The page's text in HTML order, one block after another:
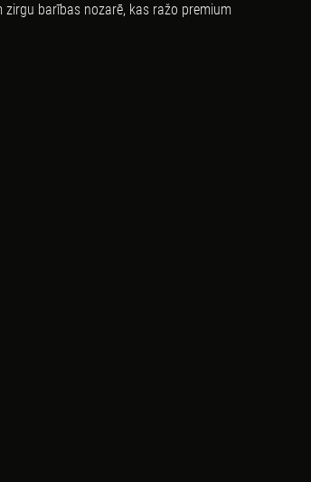
barības nozarē, kas ražo premium